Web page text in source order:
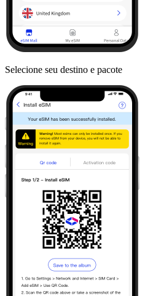
Selecione seu destino e pacote